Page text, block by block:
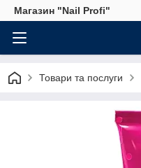
Магазин "Nail Profi"
Товари та послуги